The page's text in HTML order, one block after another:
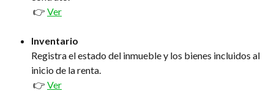
👉 Ver
Inventario
Registra el estado del inmueble y los bienes incluidos al
inicio de la renta.
👉 Ver